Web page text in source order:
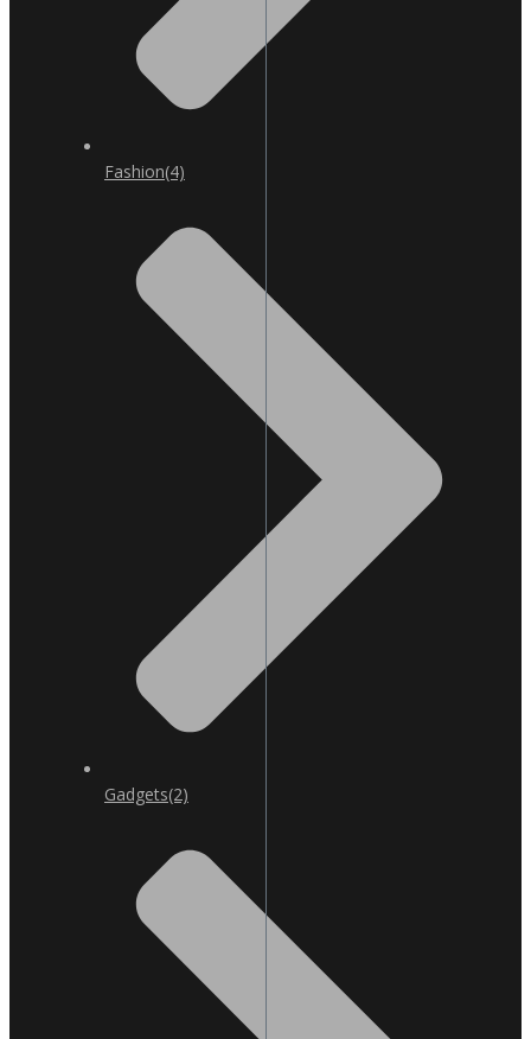
Fashion(4)
Gadgets(2)